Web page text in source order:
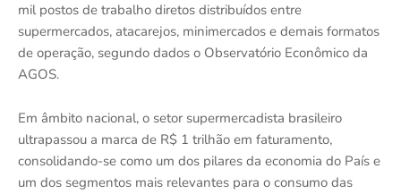
mil postos de trabalho diretos distribuídos entre
supermercados, atacarejos, minimercados e demais formatos
de operação, segundo dados o Observatório Econômico da
AGOS.
Em âmbito nacional, o setor supermercadista brasileiro
ultrapassou a marca de R$ 1 trilhão em faturamento,
consolidando-se como um dos pilares da economia do País e
um dos segmentos mais relevantes para o consumo das